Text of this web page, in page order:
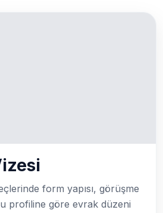
form yapısı, görüşme
profiline göre evrak düzeni